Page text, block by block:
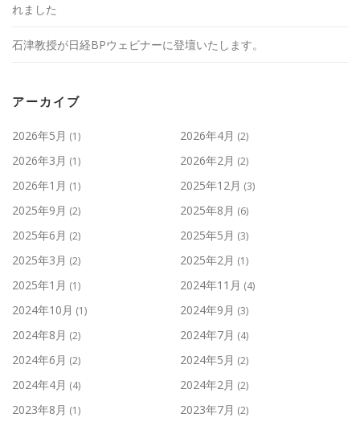
れました
石津教授が日経BPウェビナーに登壇いたします。
アーカイブ
2026年5月 (1) 2026年4月 (2)
2026年3月 (1) 2026年2月 (2)
2026年1月 (1) 2025年12月 (3)
2025年9月 (2) 2025年8月 (6)
2025年6月 (2) 2025年5月 (3)
2025年3月 (2) 2025年2月 (1)
2025年1月 (1) 2024年11月 (4)
2024年10月 (1) 2024年9月 (3)
2024年8月 (2) 2024年7月 (4)
2024年6月 (2) 2024年5月 (2)
2024年4月 (4) 2024年2月 (2)
2023年8月 (1) 2023年7月 (2)